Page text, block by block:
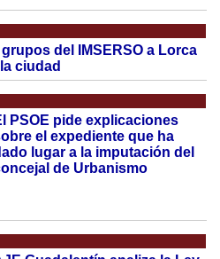
del IMSERSO a Lorca
ciudad
PSOE pide explicaciones
el expediente que ha
lugar a la imputación del
de Urbanismo